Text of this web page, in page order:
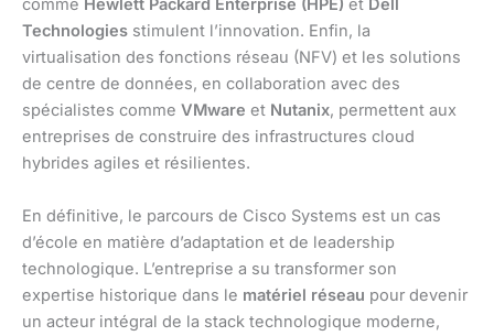
comme Hewlett Packard Enterprise (HPE) et Dell
Technologies stimulent l’innovation. Enfin, la
virtualisation des fonctions réseau (NFV) et les solutions
de centre de données, en collaboration avec des
spécialistes comme VMware et Nutanix, permettent aux
entreprises de construire des infrastructures cloud
hybrides agiles et résilientes.
En définitive, le parcours de Cisco Systems est un cas
d’école en matière d’adaptation et de leadership
technologique. L’entreprise a su transformer son
expertise historique dans le matériel réseau pour devenir
un acteur intégral de la stack technologique moderne,